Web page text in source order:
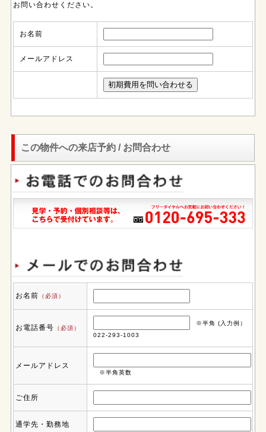
お問い合わせください。
お名前
メールアドレス
この物件への来店予約 / お問合わせ
お名前 （必須）
お電話番号 （必須）
※半角 (入力例）
022-293-1003
メールアドレス
※半角英数
ご住所
通学先・勤務地